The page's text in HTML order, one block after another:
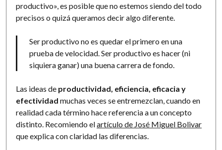
productivo», es posible que no estemos siendo del todo
precisos o quizá queramos decir algo diferente.
Ser productivo no es quedar el primero en una
prueba de velocidad. Ser productivo es hacer (ni
siquiera ganar) una buena carrera de fondo.
Las ideas de productividad, eficiencia, eficacia y
efectividad muchas veces se entremezclan, cuando en
realidad cada término hace referencia a un concepto
distinto. Recomiendo elartículo de José Miguel Bolivar
que explica con claridad las diferencias.